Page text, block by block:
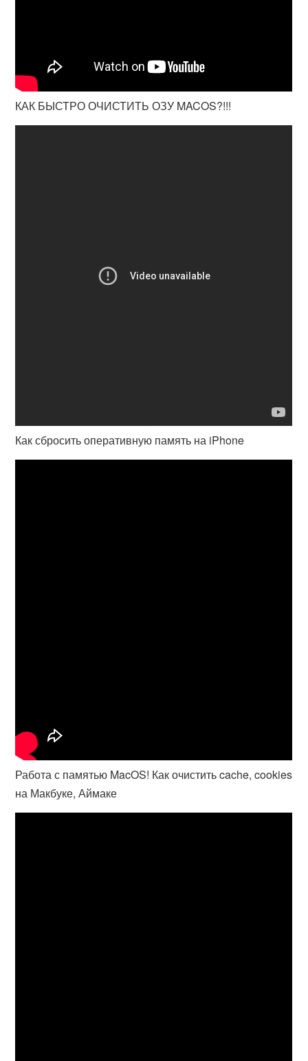
КАК БЫСТРО ОЧИСТИТЬ ОЗУ MACOS?!!!
Как сбросить оперативную память на iPhone
Работа с памятью MacOS! Как очистить cache, cookies
на Макбуке, Аймаке